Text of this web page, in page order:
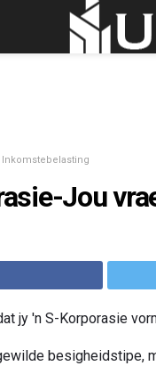
Inkomstebelasting
Jou
jy 'n S-Korporasie
besigheidstipe,